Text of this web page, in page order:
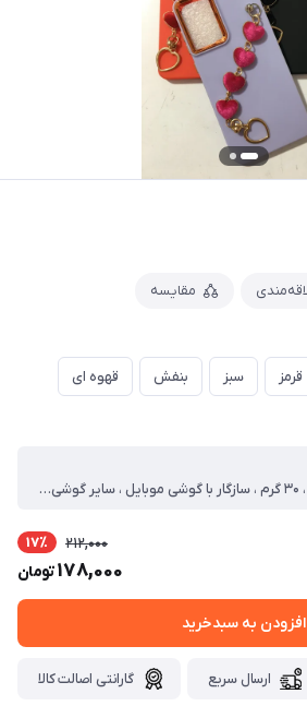
مقایسه
قرمز سبز بنفش قهوه ای
جنس ، پلاستیک نرم ، وزن ، ۳۰ گرم ، سازگار با گوشی موبایل ، سایر گوشی‌های موبایل ، ساختار ، مات ، سطح پوشش ، قاب پشتی ، لبه بالایی ، لبه پایینی ، لبه چپ ، لبه راست ، حفاظت از دکمه‌ها ، قابلیت‌های کیف و کاور ، مقاوم در برابر ضربه ، دسترسی آسان به درگاه ها ، لبه های برجسته برای محافظت دوربین
212,000 17٪
178,000تومان
افزودن به سبدخرید
ارسال سریع گارانتی اصالت کالا